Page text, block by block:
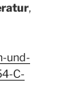
,
und-
C-